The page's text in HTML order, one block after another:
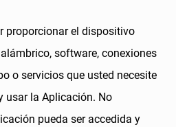
proporcionar el dispositivo
software, conexiones
o servicios que usted necesite
usar la Aplicación. No
pueda ser accedida y